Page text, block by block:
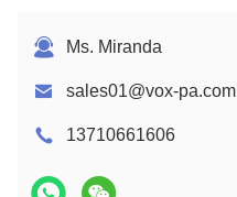
Ms. Miranda
sales01@vox-pa.com
13710661606